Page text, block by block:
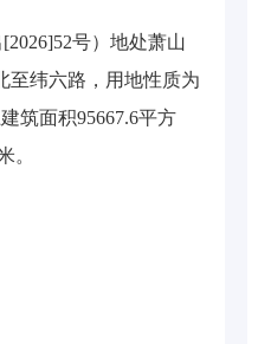
号）地处萧山
至纬六路，用地性质为
筑面积95667.6平方
。